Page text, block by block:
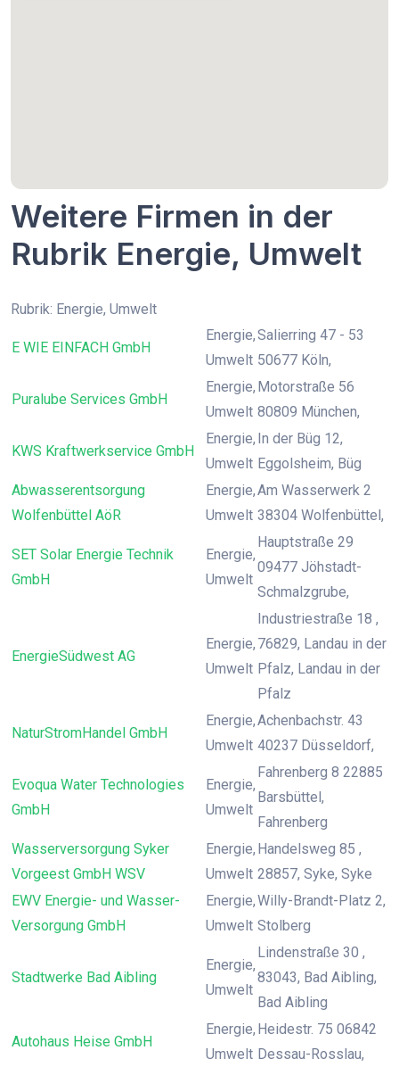
Weitere Firmen in der
Rubrik Energie, Umwelt
Rubrik: Energie, Umwelt
E WIE EINFACH GmbH
Energie,
Umwelt
Salierring 47 - 53
50677 Köln,
Puralube Services GmbH
Energie,
Umwelt
Motorstraße 56
80809 München,
KWS Kraftwerkservice GmbH
Energie,
Umwelt
In der Büg 12,
Eggolsheim, Büg
Abwasserentsorgung
Wolfenbüttel AöR
Energie,
Umwelt
Am Wasserwerk 2
38304 Wolfenbüttel,
SET Solar Energie Technik
GmbH
Energie,
Umwelt
Hauptstraße 29
09477 Jöhstadt-
Schmalzgrube,
EnergieSüdwest AG
Energie,
Umwelt
Industriestraße 18 ,
76829, Landau in der
Pfalz, Landau in der
Pfalz
NaturStromHandel GmbH
Energie,
Umwelt
Achenbachstr. 43
40237 Düsseldorf,
Evoqua Water Technologies
GmbH
Energie,
Umwelt
Fahrenberg 8 22885
Barsbüttel,
Fahrenberg
Wasserversorgung Syker
Vorgeest GmbH WSV
Energie,
Umwelt
Handelsweg 85 ,
28857, Syke, Syke
EWV Energie- und Wasser-
Versorgung GmbH
Energie,
Umwelt
Willy-Brandt-Platz 2,
Stolberg
Stadtwerke Bad Aibling
Energie,
Umwelt
Lindenstraße 30 ,
83043, Bad Aibling,
Bad Aibling
Autohaus Heise GmbH
Energie,
Umwelt
Heidestr. 75 06842
Dessau-Rosslau,